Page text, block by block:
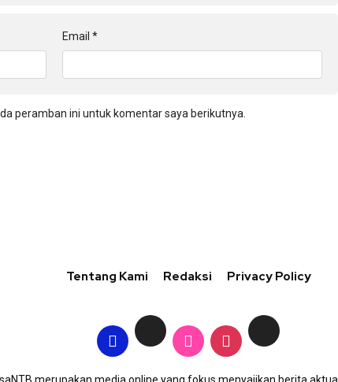
Email *
peramban ini untuk komentar saya berikutnya.
Tentang Kami Redaksi Privacy Policy